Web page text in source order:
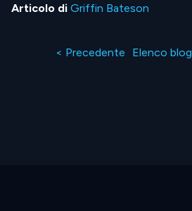
Articolo di Griffin Bateson
< Precedente Elenco blog